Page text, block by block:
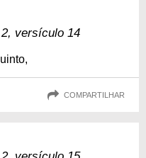
versículo 14
COMPARTILHAR